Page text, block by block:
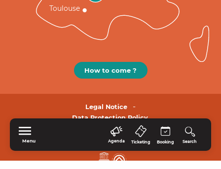
Menu Agenda Ticketing Booking Search
Toulouse
How to come ?
Legal Notice
Data Protection Policy.